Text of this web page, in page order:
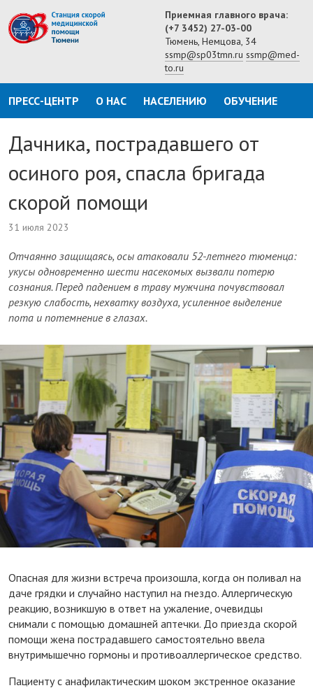
Приемная главного врача:
(+7 3452) 27-03-00
Тюмень, Немцова, 34
ssmp@sp03tmn.ru ssmp@med-
to.ru
ПРЕСС-ЦЕНТР О НАС НАСЕЛЕНИЮ ОБУЧЕНИЕ
Дачника, пострадавшего от
осиного роя, спасла бригада
скорой помощи
31 июля 2023
Отчаянно защищаясь, осы атаковали 52-летнего тюменца:
укусы одновременно шести насекомых вызвали потерю
сознания. Перед падением в траву мужчина почувствовал
резкую слабость, нехватку воздуха, усиленное выделение
пота и потемнение в глазах.
Опасная для жизни встреча произошла, когда он поливал на
даче грядки и случайно наступил на гнездо. Аллергическую
реакцию, возникшую в ответ на ужаление, очевидцы
снимали с помощью домашней аптечки. До приезда скорой
помощи жена пострадавшего самостоятельно ввела
внутримышечно гормоны и противоаллергическое средство.
Пациенту с анафилактическим шоком экстренное оказание